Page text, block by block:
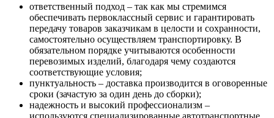
ответственный подход – так как мы стремимся
обеспечивать первоклассный сервис и гарантировать
передачу товаров заказчикам в целости и сохранности,
самостоятельно осуществляем транспортировку. В
обязательном порядке учитываются особенности
перевозимых изделий, благодаря чему создаются
соответствующие условия;
пунктуальность – доставка производится в оговоренные
сроки (зачастую за один день до сборки);
надежность и высокий профессионализм –
используются специализированные автотранспортные